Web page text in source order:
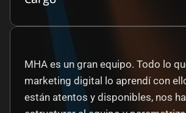
MHA es un gran equipo. Todo lo
marketing digital lo aprendí con
están atentos y disponibles, nos